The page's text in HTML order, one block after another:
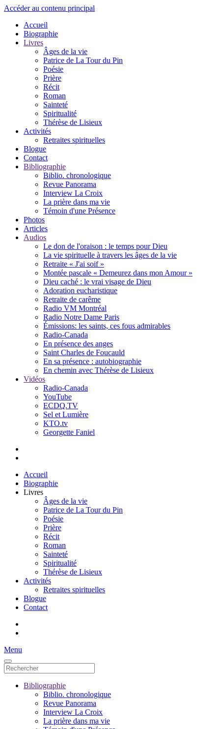
Accéder au contenu principal
Accueil
Biographie
Livres
Âges de la vie
Patrice de La Tour du Pin
Poésie
Prière
Récit
Roman
Sainteté
Spiritualité
Thérèse de Lisieux
Activités
Retraites spirituelles
Blogue
Contact
Bibliographie
Biblio. chronologique
Revue Panorama
Interview La Croix
La prière dans ma vie
Témoin d'une Présence
Photos
Articles
Audios
Le don de l'oraison : le temps pour Dieu
La vie spirituelle à travers les âges de la vie
Retraite « J'ai soif »
Montée pascale « Demeurez dans mon Amour »
Dieu caché : le vrai visage de Dieu
Adoration eucharistique
Retraite de carême
Radio VM Montréal
Radio Notre Dame Paris
Émissions: les saints, ces fous admirables
Radio-Canada
En présence des anges
Saint Charles de Foucauld
En sa présence : autobiographie
En chemin avec Thérèse de Lisieux
Vidéos
Radio-Canada
YouTube
ECDQ.TV
Sel et Lumière
KTO.tv
Georgette Faniel
Accueil
Biographie
Livres
Âges de la vie
Patrice de La Tour du Pin
Poésie
Prière
Récit
Roman
Sainteté
Spiritualité
Thérèse de Lisieux
Activités
Retraites spirituelles
Blogue
Contact
Menu
Bibliographie
Biblio. chronologique
Revue Panorama
Interview La Croix
La prière dans ma vie